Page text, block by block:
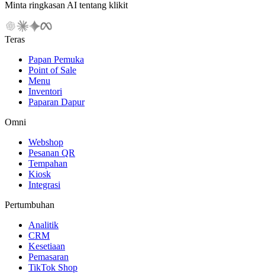
Minta ringkasan AI tentang klikit
Teras
Papan Pemuka
Point of Sale
Menu
Inventori
Paparan Dapur
Omni
Webshop
Pesanan QR
Tempahan
Kiosk
Integrasi
Pertumbuhan
Analitik
CRM
Kesetiaan
Pemasaran
TikTok Shop